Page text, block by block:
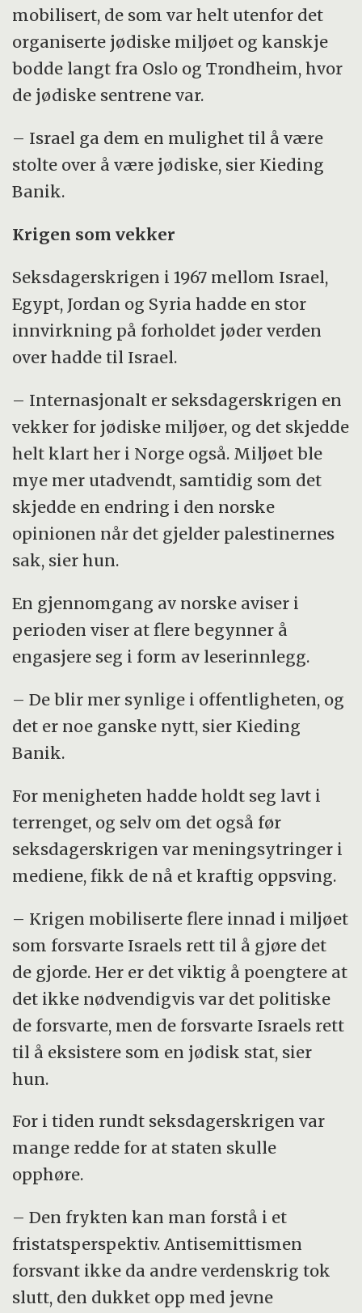
mobilisert, de som var helt utenfor det
organiserte jødiske miljøet og kanskje
bodde langt fra Oslo og Trondheim, hvor
de jødiske sentrene var.
– Israel ga dem en mulighet til å være
stolte over å være jødiske, sier Kieding
Banik.
Krigen som vekker
Seksdagerskrigen i 1967 mellom Israel,
Egypt, Jordan og Syria hadde en stor
innvirkning på forholdet jøder verden
over hadde til Israel.
– Internasjonalt er seksdagerskrigen en
vekker for jødiske miljøer, og det skjedde
helt klart her i Norge også. Miljøet ble
mye mer utadvendt, samtidig som det
skjedde en endring i den norske
opinionen når det gjelder palestinernes
sak, sier hun.
En gjennomgang av norske aviser i
perioden viser at flere begynner å
engasjere seg i form av leserinnlegg.
– De blir mer synlige i offentligheten, og
det er noe ganske nytt, sier Kieding
Banik.
For menigheten hadde holdt seg lavt i
terrenget, og selv om det også før
seksdagerskrigen var meningsytringer i
mediene, fikk de nå et kraftig oppsving.
– Krigen mobiliserte flere innad i miljøet
som forsvarte Israels rett til å gjøre det
de gjorde. Her er det viktig å poengtere at
det ikke nødvendigvis var det politiske
de forsvarte, men de forsvarte Israels rett
til å eksistere som en jødisk stat, sier
hun.
For i tiden rundt seksdagerskrigen var
mange redde for at staten skulle
opphøre.
– Den frykten kan man forstå i et
fristatsperspektiv. Antisemittismen
forsvant ikke da andre verdenskrig tok
slutt, den dukket opp med jevne